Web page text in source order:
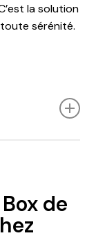
la solution
sérénité.
de